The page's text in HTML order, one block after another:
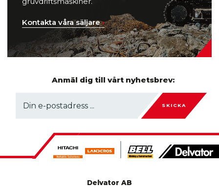
Kontakta våra säljare›
Anmäl dig till vårt nyhetsbrev:
SKICKA
Delvator AB